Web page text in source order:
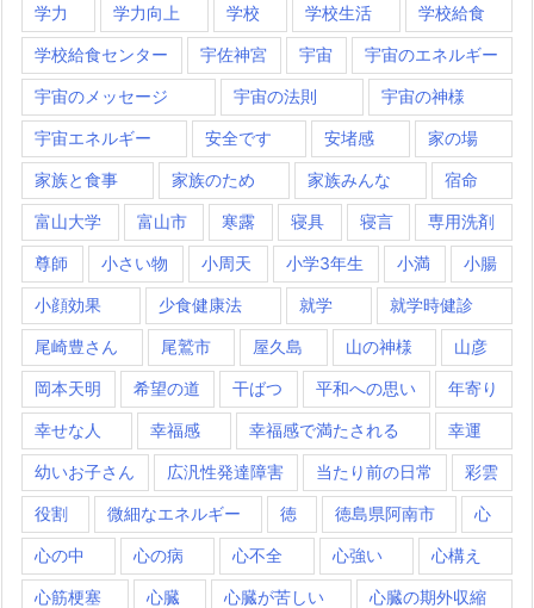
学力 学力向上 学校 学校生活 学校給食
学校給食センター 宇佐神宮 宇宙 宇宙のエネルギー
宇宙のメッセージ 宇宙の法則 宇宙の神様
宇宙エネルギー 安全です 安堵感 家の場
家族と食事 家族のため 家族みんな 宿命
富山大学 富山市 寒露 寝具 寝言 専用洗剤
尊師 小さい物 小周天 小学3年生 小満 小腸
小顔効果 少食健康法 就学 就学時健診
尾崎豊さん 尾鷲市 屋久島 山の神様 山彦
岡本天明 希望の道 干ばつ 平和への思い 年寄り
幸せな人 幸福感 幸福感で満たされる 幸運
幼いお子さん 広汎性発達障害 当たり前の日常 彩雲
役割 微細なエネルギー 徳 徳島県阿南市 心
心の中 心の病 心不全 心強い 心構え
心筋梗塞 心臓 心臓が苦しい 心臓の期外収縮